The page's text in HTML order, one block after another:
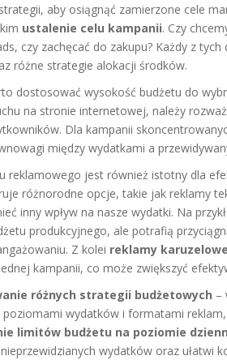
aby osiągnąć zamierzone cele
ustalenie celu kampanii. Czy
czy zachęcać do zakupu? Każdy z
różne strategie alokacji środków.
dostosować wysokość budżetu do
na stronie internetowej, należy
Dla kampanii
między wydatkami a
reklamowego jest również istotny dla
różnorodne opcje, takie jak reklamy
inny wpływ na nasze wydatki. Na
produkcyjnego, ale potrafią
Z kolei reklamy karuzelowe
kampanii, co może zwiększyć
różnych strategii budżetowych –
wydatków i formatami reklam,
limitów budżetu na poziomie
wydatków oraz ułatwi